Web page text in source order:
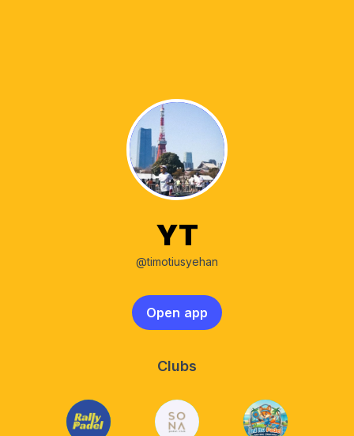
YT
@timotiusyehan
Open app
Clubs